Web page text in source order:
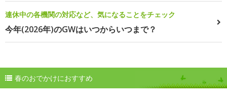
連休中の各機関の対応など、気になることをチェック
今年(2026年)のGWはいつからいつまで？
春のおでかけにおすすめ